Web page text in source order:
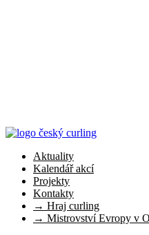
Aktuality
Kalendář akcí
Projekty
Kontakty
→ Hraj curling
→ Mistrovství Evropy v